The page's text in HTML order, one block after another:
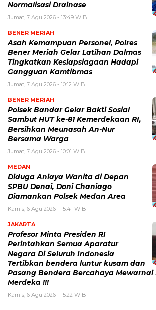
Normalisasi Drainase
Jumat, 7 Agu 2026 - 13:49 WIB
BENER MERIAH
Asah Kemampuan Personel, Polres
Bener Meriah Gelar Latihan Dalmas
Tingkatkan Kesiapsiagaan Hadapi
Gangguan Kamtibmas
Jumat, 7 Agu 2026 - 10:12 WIB
BENER MERIAH
Polsek Bandar Gelar Bakti Sosial
Sambut HUT ke-81 Kemerdekaan RI,
Bersihkan Meunasah An-Nur
Bersama Warga
Jumat, 7 Agu 2026 - 10:01 WIB
MEDAN
Diduga Aniaya Wanita di Depan
SPBU Denai, Doni Chaniago
Diamankan Polsek Medan Area
Kamis, 6 Agu 2026 - 15:41 WIB
JAKARTA
Profesor Minta Presiden RI
Perintahkan Semua Aparatur
Negara Di Seluruh Indonesia
Tertibkan bendera luntur kusam dan
Pasang Bendera Bercahaya Mewarnai
Merdeka !!!
Kamis, 6 Agu 2026 - 15:22 WIB